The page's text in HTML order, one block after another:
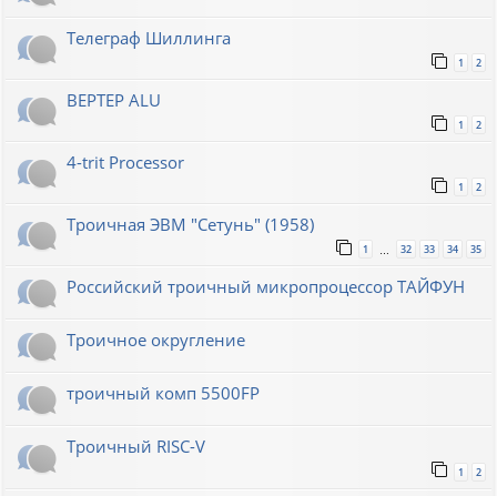
Телеграф Шиллинга
1 2
BEPTEP ALU
1 2
4-trit Processor
1 2
Троичная ЭВМ "Сетунь" (1958)
1 … 32 33 34 35
Российский троичный микропроцессор ТАЙФУН
Троичное округление
троичный комп 5500FP
Троичный RISC-V
1 2